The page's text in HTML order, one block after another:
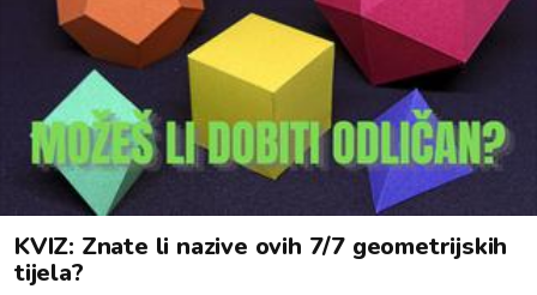
KVIZ: Znate li nazive ovih 7/7 geometrijskih
tijela?